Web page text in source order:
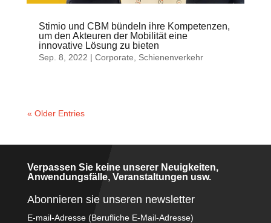
Stimio und CBM bündeln ihre Kompetenzen,
um den Akteuren der Mobilität eine
innovative Lösung zu bieten
Sep. 8, 2022 | Corporate Schienenverkehr
« Older Entries
Verpassen Sie keine unserer Neuigkeiten,
Anwendungsfälle, Veranstaltungen usw.
Abonnieren sie unseren newsletter
E-mail-Adresse (Berufliche E-Mail-Adresse)